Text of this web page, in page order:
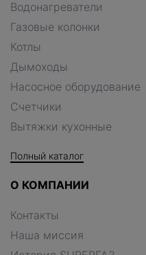
Водонагреватели
Газовые колонки
Котлы
Дымоходы
Насосное оборудование
Счетчики
Вытяжки кухонные
Полный каталог
О КОМПАНИИ
Контакты
Наша миссия